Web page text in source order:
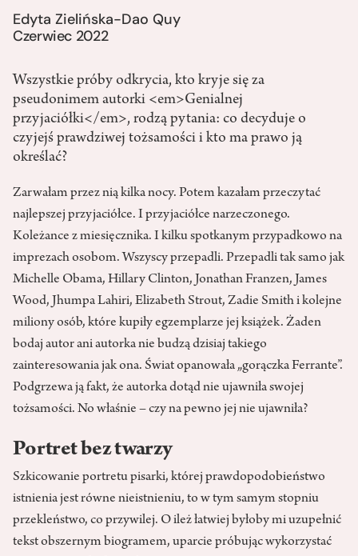
Edyta Zielińska-Dao Quy
Czerwiec 2022
Wszystkie próby odkrycia, kto kryje się za
pseudonimem autorki <em>Genialnej
przyjaciółki</em>, rodzą pytania: co decyduje o
czyjejś prawdziwej tożsamości i kto ma prawo ją
określać?
Zarwałam przez nią kilka nocy. Potem kazałam przeczytać
najlepszej przyjaciółce. I przyjaciółce narzeczonego.
Koleżance z miesięcznika. I kilku spotkanym przypadkowo na
imprezach osobom. Wszyscy przepadli. Przepadli tak samo jak
Michelle Obama, Hillary Clinton, Jonathan Franzen, James
Wood, Jhumpa Lahiri, Elizabeth Strout, Zadie Smith i kolejne
miliony osób, które kupiły egzemplarze jej książek. Żaden
bodaj autor ani autorka nie budzą dzisiaj takiego
zainteresowania jak ona. Świat opanowała „gorączka Ferrante”.
Podgrzewa ją fakt, że autorka dotąd nie ujawniła swojej
tożsamości. No właśnie – czy na pewno jej nie ujawniła?
Portret bez twarzy
Szkicowanie portretu pisarki, której prawdopodobieństwo
istnienia jest równe nieistnieniu, to w tym samym stopniu
przekleństwo, co przywilej. O ileż łatwiej byłoby mi uzupełnić
tekst obszernym biogramem, uparcie próbując wykorzystać